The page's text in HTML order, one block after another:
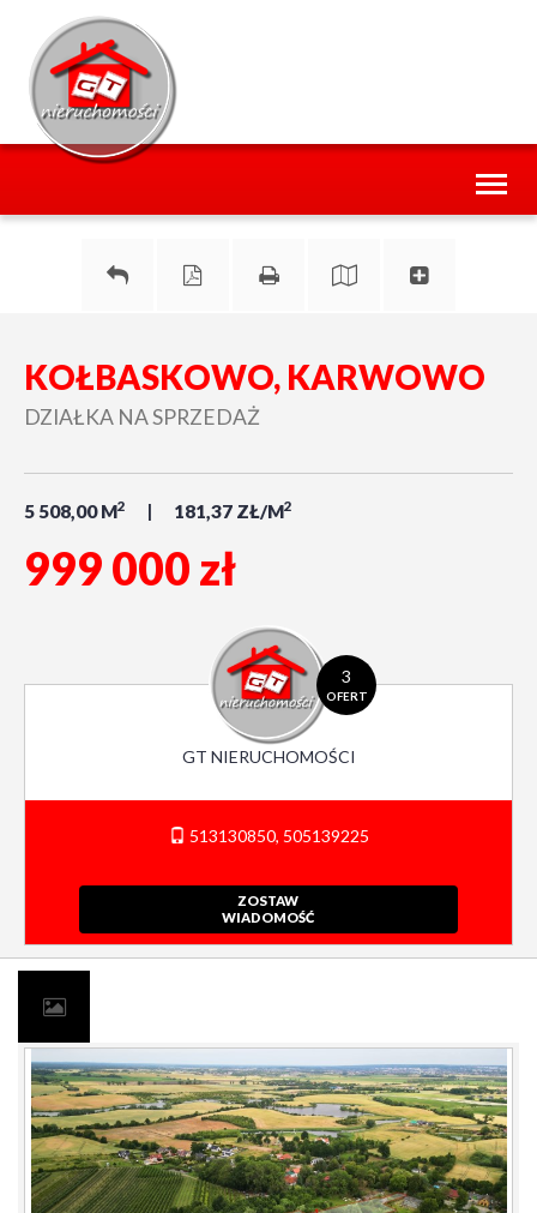
KOŁBASKOWO, KARWOWO
DZIAŁKA NA SPRZEDAŻ
5 508,00 M2 181,37 ZŁ/M2
999 000 zł
3
OFERT
GT NIERUCHOMOŚCI
513130850, 505139225
ZOSTAW
WIADOMOŚĆ